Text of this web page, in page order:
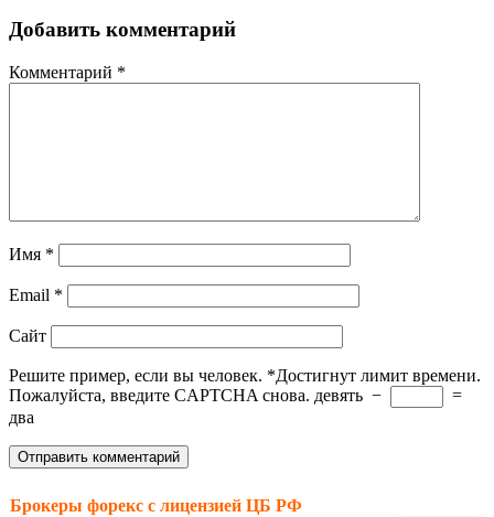
Добавить комментарий
Комментарий *
Имя *
Email *
Сайт
Решите пример, если вы человек. *Достигнут лимит времени.
Пожалуйста, введите CAPTCHA снова. девять −
=
два
Брокеры форекс с лицензией ЦБ РФ